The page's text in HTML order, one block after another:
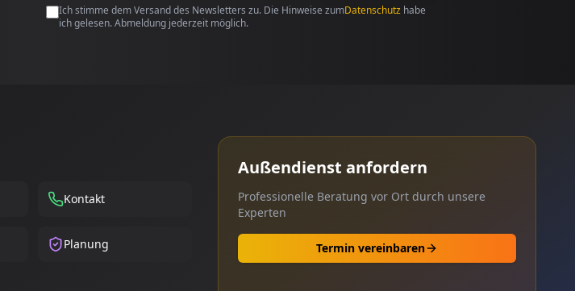
Ich stimme dem Versand des Newsletters zu. Die Hinweise zumDatenschutz habe
ich gelesen. Abmeldung jederzeit möglich.
Kontakt
Planung
Außendienst anfordern
Professionelle Beratung vor Ort durch unsere
Experten
Termin vereinbaren